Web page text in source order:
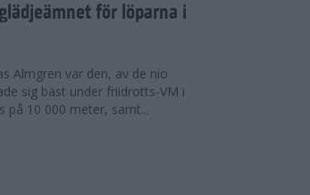
för löparna i
Almgren var den, av de nio
sig bäst under friidrotts-VM i
på 10 000 meter, samt...